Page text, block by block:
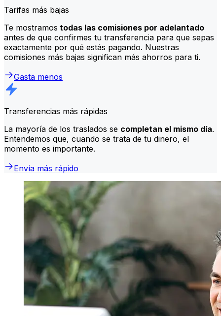
Tarifas más bajas
Te mostramos todas las comisiones por adelantado
antes de que confirmes tu transferencia para que sepas
exactamente por qué estás pagando. Nuestras
comisiones más bajas significan más ahorros para ti.
Gasta menos
Transferencias más rápidas
La mayoría de los traslados se completan el mismo día.
Entendemos que, cuando se trata de tu dinero, el
momento es importante.
Envía más rápido